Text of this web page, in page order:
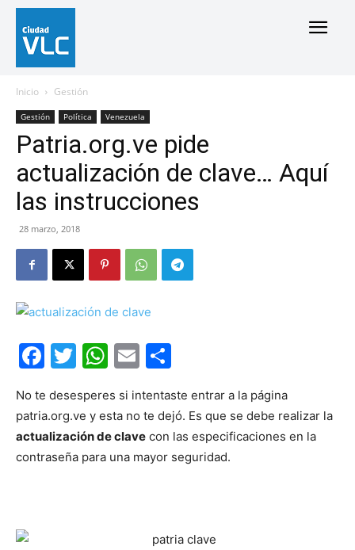
Inicio Gestión
Gestión Política Venezuela
Patria.org.ve pide
actualización de clave… Aquí
las instrucciones
28 marzo, 2018
Facebook
Twitter
WhatsApp
Email
No te desesperes si intentaste entrar a la página
patria.org.ve y esta no te dejó. Es que se debe realizar la
actualización de clave con las especificaciones en la
contraseña para una mayor seguridad.